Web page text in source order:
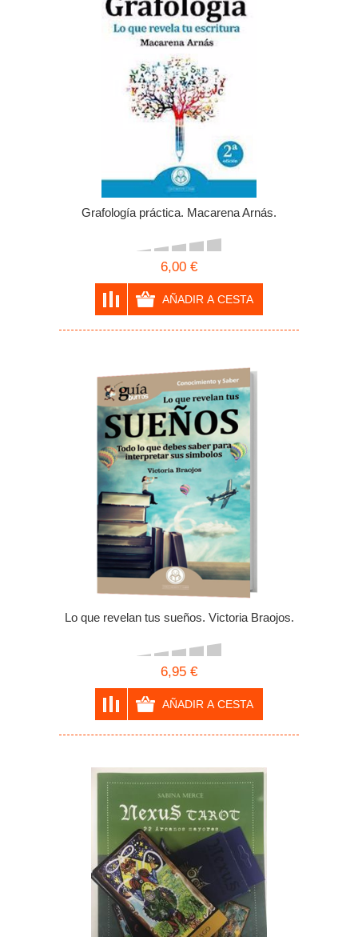
Grafología práctica. Macarena Arnás.
6,00 €
Lo que revelan tus sueños. Victoria Braojos.
6,95 €